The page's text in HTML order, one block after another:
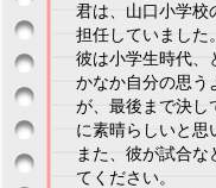
君は、山口小学校
担任していました。
彼は小学生時代、
かなか自分の思う
が、最後まで決し
に素晴らしいと思
また、彼が試合
てください。